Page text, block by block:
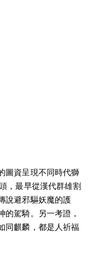
圖資呈現不同時代獅
，最早從漢代群雄割
說避邪驅妖魔的護
的駕騎。另一考證，
同麒麟，都是人祈福